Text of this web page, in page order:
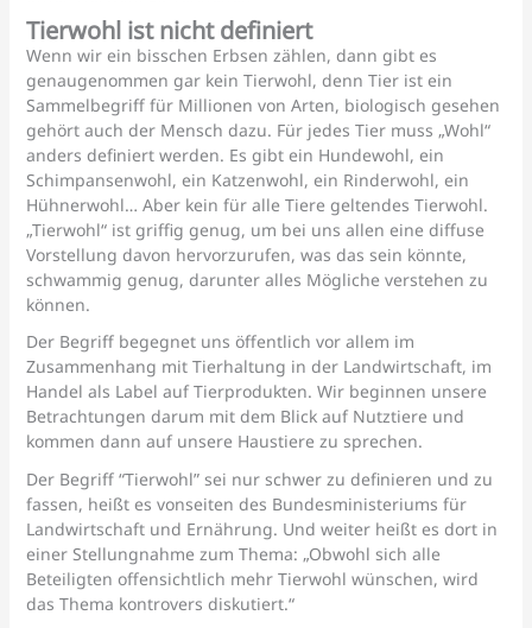
Tierwohl ist nicht definiert
Wenn wir ein bisschen Erbsen zählen, dann gibt es
genaugenommen gar kein Tierwohl, denn Tier ist ein
Sammelbegriff für Millionen von Arten, biologisch gesehen
gehört auch der Mensch dazu. Für jedes Tier muss „Wohl“
anders definiert werden. Es gibt ein Hundewohl, ein
Schimpansenwohl, ein Katzenwohl, ein Rinderwohl, ein
Hühnerwohl… Aber kein für alle Tiere geltendes Tierwohl.
„Tierwohl“ ist griffig genug, um bei uns allen eine diffuse
Vorstellung davon hervorzurufen, was das sein könnte,
schwammig genug, darunter alles Mögliche verstehen zu
können.
Der Begriff begegnet uns öffentlich vor allem im
Zusammenhang mit Tierhaltung in der Landwirtschaft, im
Handel als Label auf Tierprodukten. Wir beginnen unsere
Betrachtungen darum mit dem Blick auf Nutztiere und
kommen dann auf unsere Haustiere zu sprechen.
Der Begriff “Tierwohl” sei nur schwer zu definieren und zu
fassen, heißt es vonseiten des Bundesministeriums für
Landwirtschaft und Ernährung. Und weiter heißt es dort in
einer Stellungnahme zum Thema: „Obwohl sich alle
Beteiligten offensichtlich mehr Tierwohl wünschen, wird
das Thema kontrovers diskutiert.“